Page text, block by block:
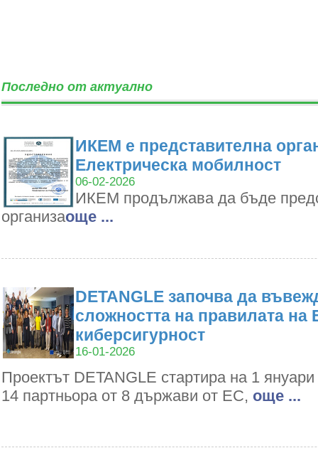
Последно от актуално
ИКЕМ е представителна
Електрическа мобилност
06-02-2026
ИКЕМ продължава да бъде
организаoще ...
DETANGLE започва да
сложността на правилата на
киберсигурност
16-01-2026
Проектът DETANGLE стартира на 1
14 партньора от 8 държави от ЕС, oще ...